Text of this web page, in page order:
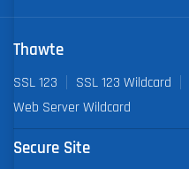
Thawte
SSL 123 SSL 123 Wildcard
Web Server Wildcard
Secure Site